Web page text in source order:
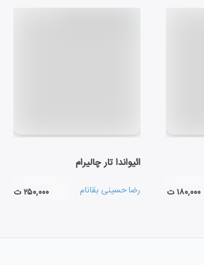
۱۸۰,۰۰۰ ت
ائیواندا تار چالیرام
رضا حسینی بقانام ۲۵۰,۰۰۰ ت